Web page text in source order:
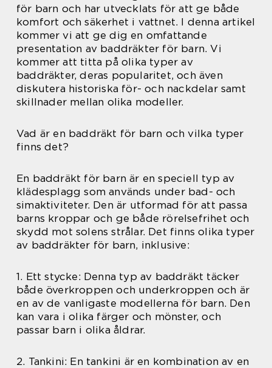
för barn och har utvecklats för att ge både
komfort och säkerhet i vattnet. I denna artikel
kommer vi att ge dig en omfattande
presentation av baddräkter för barn. Vi
kommer att titta på olika typer av
baddräkter, deras popularitet, och även
diskutera historiska för- och nackdelar samt
skillnader mellan olika modeller.
Vad är en baddräkt för barn och vilka typer
finns det?
En baddräkt för barn är en speciell typ av
klädesplagg som används under bad- och
simaktiviteter. Den är utformad för att passa
barns kroppar och ge både rörelsefrihet och
skydd mot solens strålar. Det finns olika typer
av baddräkter för barn, inklusive:
1. Ett stycke: Denna typ av baddräkt täcker
både överkroppen och underkroppen och är
en av de vanligaste modellerna för barn. Den
kan vara i olika färger och mönster, och
passar barn i olika åldrar.
2. Tankini: En tankini är en kombination av en